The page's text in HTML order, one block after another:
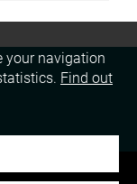
your navigation
Find out